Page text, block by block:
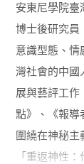
安東尼學院臺
博士後研究員
意識型態、情
灣社會的中國
展與藝評工作
點》、《報導
圍繞在神秘主
「重返神性